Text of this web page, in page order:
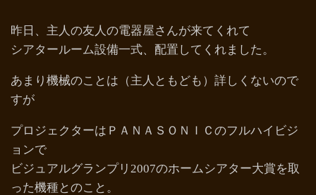
昨日、主人の友人の電器屋さんが来てくれて
シアタールーム設備一式、配置してくれました。
あまり機械のことは（主人ともども）詳しくないので
すが
プロジェクターはＰＡＮＡＳＯＮＩＣのフルハイビジ
ョンで
ビジュアルグランプリ2007のホームシアター大賞を取
った機種とのこと。